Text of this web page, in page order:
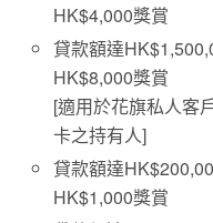
HK$4,000獎賞
貸款額達
HK$8,000獎賞
[適用於花旗私人客
卡之持有人]
貸款額達
HK$1,000獎賞